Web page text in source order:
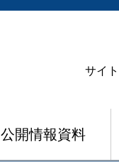
サイ
公開情報資料